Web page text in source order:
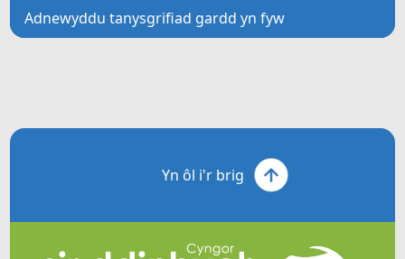
Adnewyddu tanysgrifiad gardd yn fyw
Yn ôl i'r brig